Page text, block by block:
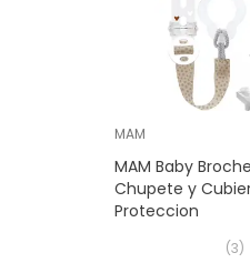
MAM
MAM Baby
Chupete y
Proteccion
(3)